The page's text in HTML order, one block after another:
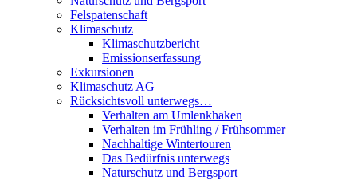
Felspatenschaft
Klimaschutz
Klimaschutzbericht
Emissionserfassung
Exkursionen
Klimaschutz AG
Rücksichtsvoll unterwegs…
Verhalten am Umlenkhaken
Verhalten im Frühling / Frühsommer
Nachhaltige Wintertouren
Das Bedürfnis unterwegs
Naturschutz und Bergsport